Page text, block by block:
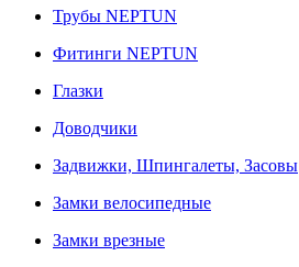
Трубы NEPTUN
Фитинги NEPTUN
Глазки
Доводчики
Задвижки, Шпингалеты, Засовы
Замки велосипедные
Замки врезные